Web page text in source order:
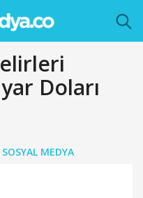
Doları
SOSYAL MEDYA